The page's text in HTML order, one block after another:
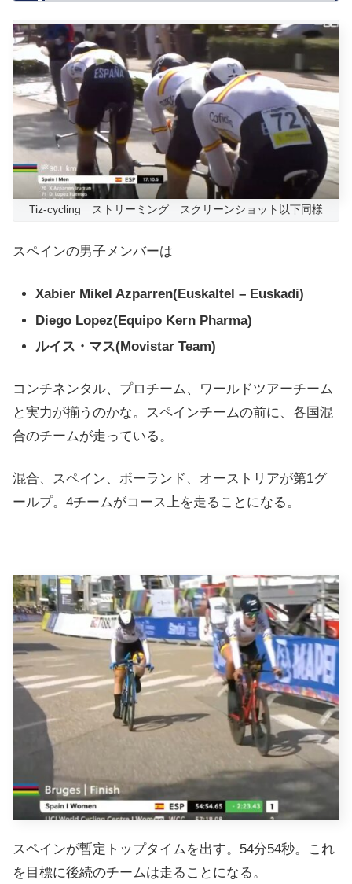
Tiz-cycling ストリーミング スクリーンショット以下同様
スペインの男子メンバーは
Xabier Mikel Azparren(Euskaltel – Euskadi)
Diego Lopez(Equipo Kern Pharma)
ルイス・マス(Movistar Team)
コンチネンタル、プロチーム、ワールドツアーチーム
と実力が揃うのかな。スペインチームの前に、各国混
合のチームが走っている。
混合、スペイン、ボーランド、オーストリアが第1グ
ールプ。4チームがコース上を走ることになる。
スペインが暫定トップタイムを出す。54分54秒。これ
を目標に後続のチームは走ることになる。